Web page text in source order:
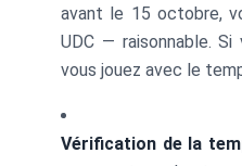
avant le 15 octobre,
UDC — raisonnable.
vous jouez avec le
Vérification de la